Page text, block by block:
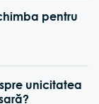
pentru
unicitatea